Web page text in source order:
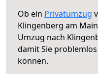
Ob ein Privatumzug
Klingenberg am
Umzug nach
damit Sie
können.